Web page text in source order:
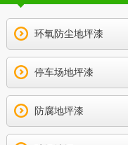
环氧防尘地坪漆
停车场地坪漆
防腐地坪漆